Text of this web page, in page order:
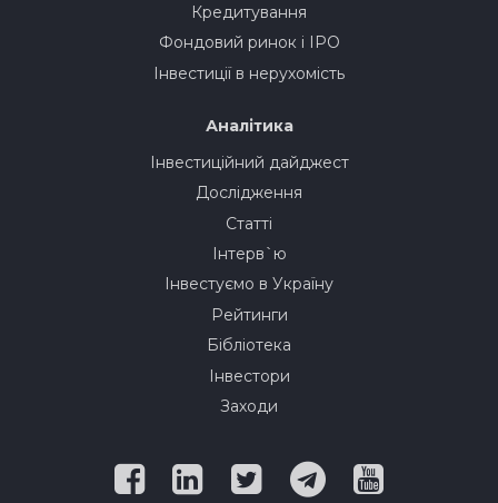
Кредитування
Фондовий ринок і IPO
Інвестиції в нерухомість
Аналітика
Інвестиційний дайджест
Дослідження
Статті
Інтерв`ю
Інвестуємо в Україну
Рейтинги
Бібліотека
Інвестори
Заходи